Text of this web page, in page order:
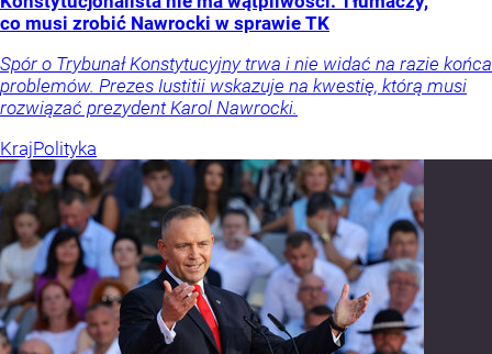
co musi zrobić Nawrocki w sprawie TK
Spór o Trybunał Konstytucyjny trwa i nie widać na razie końca
problemów. Prezes Iustitii wskazuje na kwestię, którą musi
rozwiązać prezydent Karol Nawrocki.
KrajPolityka